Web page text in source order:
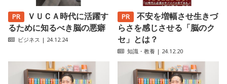
ＶＵＣＡ時代に活躍す
るために知るべき脳の悪癖
ビジネス | 24.12.24
不安を増幅させ生きづ
らさを感じさせる「脳のク
セ」とは？
知識・教養 | 24.12.20